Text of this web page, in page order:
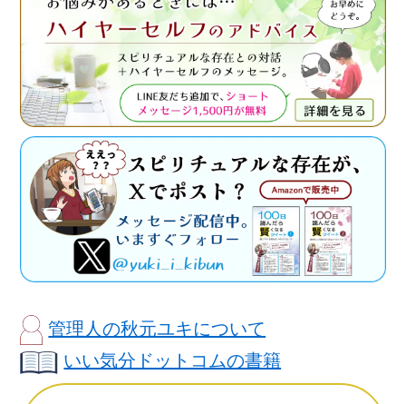
管理人の秋元ユキについて
いい気分ドットコムの書籍